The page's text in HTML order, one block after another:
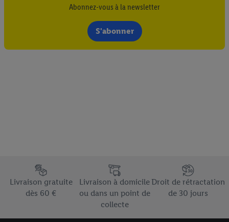
Abonnez-vous à la newsletter
S'abonner
Élément du pied de page avec les différents arguments de
Livraison gratuite
dès 60 €
Livraison à domicile
ou dans un point de
collecte
Droit de rétractation
de 30 jours